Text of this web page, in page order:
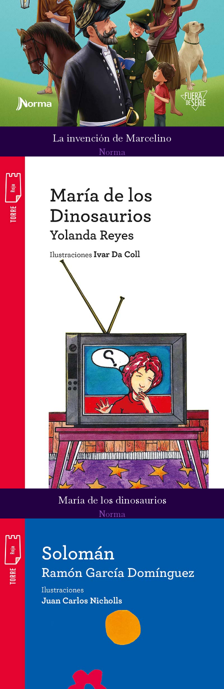
La invención de Marcelino
Norma
María de los dinosaurios
Norma